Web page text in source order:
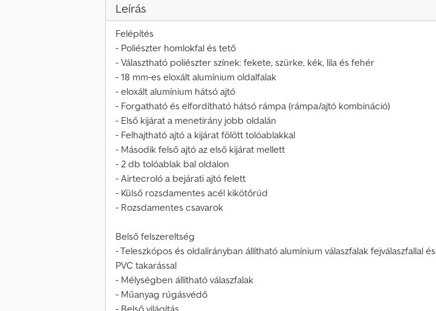
Leírás
Felépítés
- Poliészter homlokfal és tető
- Választható poliészter színek: fekete, szürke, kék, lila és fehér
- 18 mm-es eloxált alumínium oldalfalak
- eloxált alumínium hátsó ajtó
- Forgatható és elfordítható hátsó rámpa (rámpa/ajtó kombináció)
- Első kijárat a menetirány jobb oldalán
- Felhajtható ajtó a kijárat fölött tolóablakkal
- Második felső ajtó az első kijárat mellett
- 2 db tolóablak bal oldalon
- Airtecroló a bejárati ajtó felett
- Külső rozsdamentes acél kikötőrúd
- Rozsdamentes csavarok
Belső felszereltség
- Teleszkópos és oldalirányban állítható alumínium válaszfalak fejválaszfallal és
PVC takarással
- Mélységben állítható válaszfalak
- Műanyag rúgásvédő